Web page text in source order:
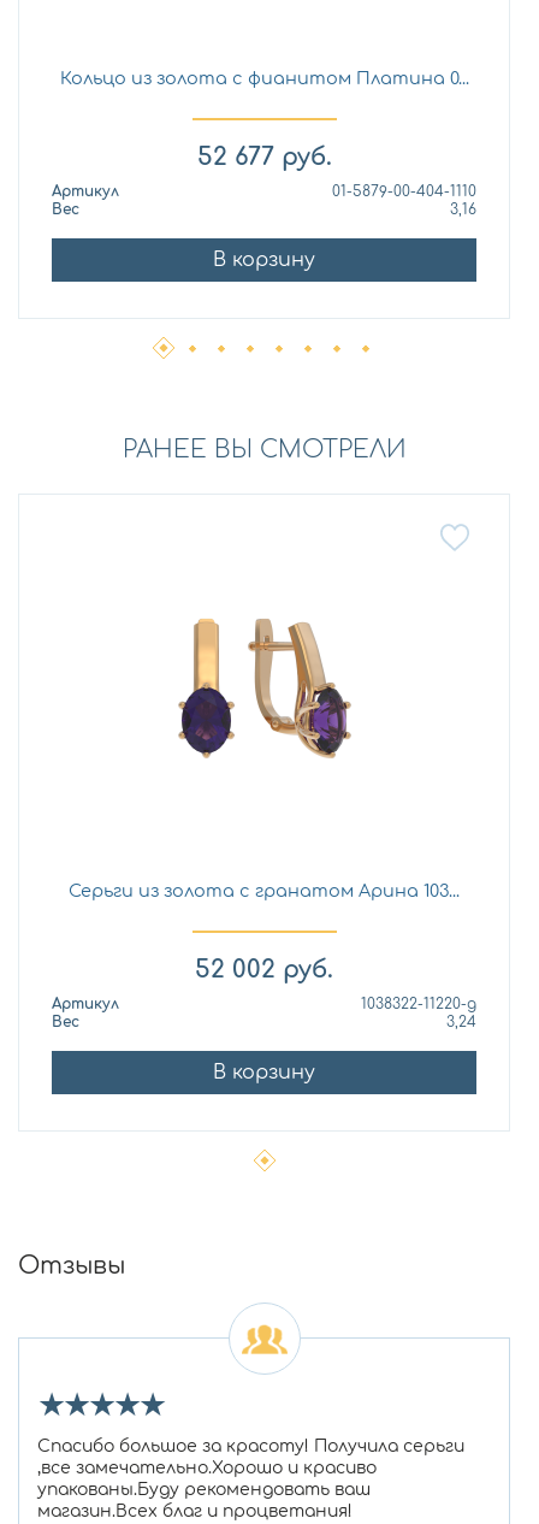
Кольцо из золота с фианитом Платина 0...
52 677 руб.
Артикул
01-5879-00-404-1110
Вес
3,16
В корзину
РАНЕЕ ВЫ СМОТРЕЛИ
Серьги из золота с гранатом Арина 103...
52 002 руб.
Артикул
1038322-11220-g
Вес
3,24
В корзину
Отзывы
★★★★★
Спасибо большое за красоту! Получила серьги
,все замечательно.Хорошо и красиво
упакованы.Буду рекомендовать ваш
магазин.Всех благ и процветания!